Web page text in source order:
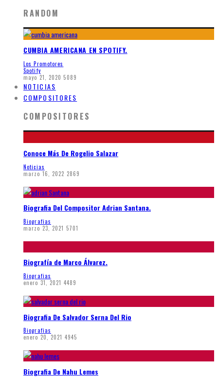
RANDOM
CUMBIA AMERICANA EN SPOTIFY.
Los Promotores
Spotify
mayo 21, 2020 5089
NOTICIAS
COMPOSITORES
COMPOSITORES
Conoce Más De Rogelio Salazar
Noticias
marzo 16, 2022 2869
Biografia Del Compositor Adrian Santana.
Biografias
marzo 23, 2021 5701
Biografía de Marco Álvarez.
Biografias
enero 31, 2021 4489
Biografia De Salvador Serna Del Rio
Biografias
enero 20, 2021 4945
Biografia De Nahu Lemes